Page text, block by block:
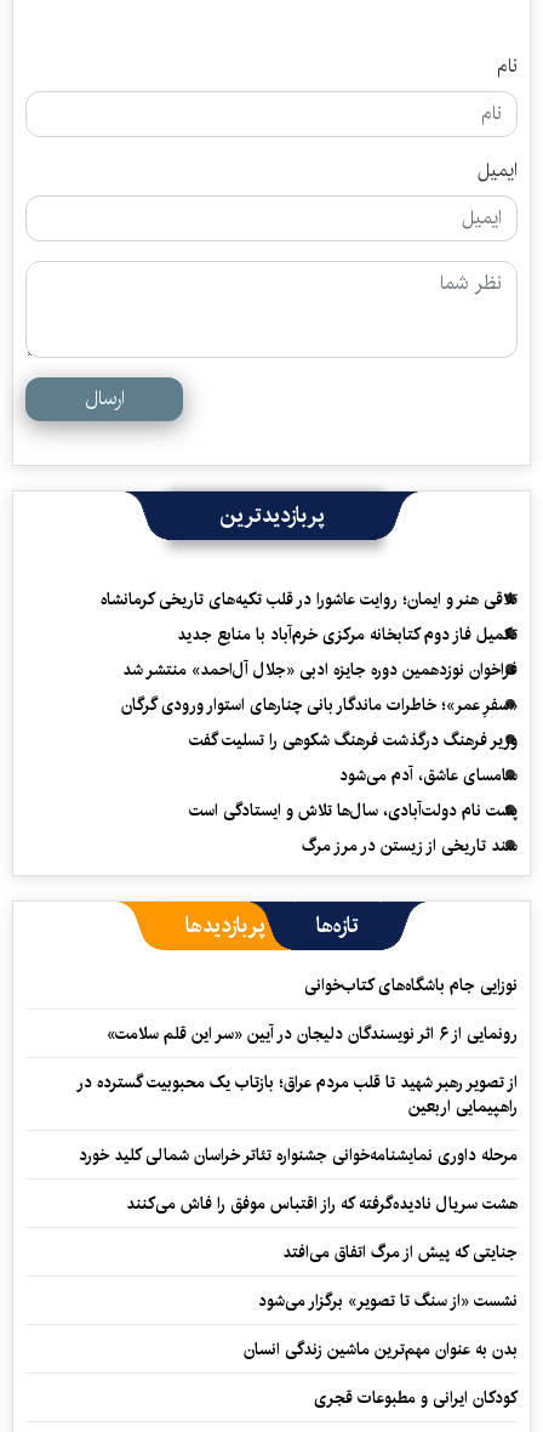
نام
ایمیل
ارسال
پربازدیدترین
تلاقی هنر و ایمان؛ روایت عاشورا در قلب تکیه‌های تاریخی کرمانشاه
تکمیل فاز دوم کتابخانه مرکزی خرم‌آباد با منابع جدید
فراخوان نوزدهمین دوره جایزه ادبی «جلال آل‌احمد» منتشر شد
«سفرِ عمر»؛ خاطرات ماندگار بانی چنارهای استوار ورودی گرگان
وزیر فرهنگ درگذشت فرهنگ شکوهی را تسلیت گفت
سامسای عاشق، آدم می‌شود
پشت نام دولت‌آبادی، سال‌ها تلاش و ایستادگی است
سند تاریخی از زیستن در مرز مرگ
تازه‌ها پربازدیدها
نوزایی جام باشگاه‌های کتاب‌خوانی
رونمایی از ۶ اثر نویسندگان دلیجان در آیین «سر این قلم سلامت»
از تصویر رهبر شهید تا قلب مردم عراق؛ بازتاب یک محبوبیت گسترده در
راهپیمایی اربعین
مرحله داوری نمایشنامه‌خوانی جشنواره تئاتر خراسان شمالی کلید خورد
هشت سریال نادیده‌گرفته که راز اقتباس موفق را فاش می‌کنند
جنایتی که پیش از مرگ اتفاق می‌افتد
نشست «از سنگ تا تصویر» برگزار می‌شود
بدن به عنوان مهم‌ترین ماشین زندگی انسان
کودکان ایرانی و مطبوعات قجری